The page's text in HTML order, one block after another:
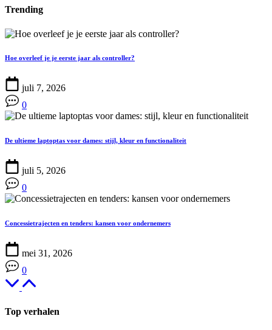
Trending
Hoe overleef je je eerste jaar als controller?
juli 7, 2026
0
De ultieme laptoptas voor dames: stijl, kleur en functionaliteit
juli 5, 2026
0
Concessietrajecten en tenders: kansen voor ondernemers
mei 31, 2026
0
Top verhalen